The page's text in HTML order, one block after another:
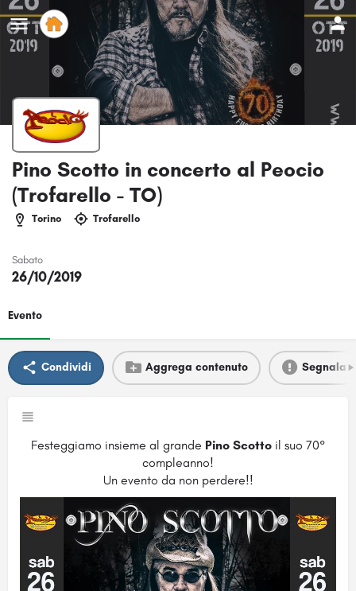
Pino Scotto in concerto al Peocio
(Trofarello - TO)
Torino Trofarello
Sabato
26/10/2019
Evento
Condividi Aggrega contenuto Segnala
Festeggiamo insieme al grande Pino Scotto il suo 70°
compleanno!
Un evento da non perdere!!